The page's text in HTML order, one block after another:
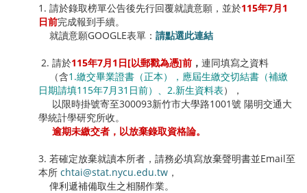
1. 請於錄取榜單公告後先行回覆就讀意願，並於115年7月1
日前完成報到手續。
就讀意願GOOGLE表單： 請點選此連結
2. 請於115年7月1日[以郵戳為憑]前 ， 連同填寫之資料
（含1.繳交畢業證書（正本），應屆生繳交切結書（補繳
日期請填115年7月31日前）、2.新生資料表），
以限時掛號寄至300093新竹市大學路1001號 陽明交通大
學統計學研究所收。
逾期未繳交者，以放棄錄取資格論。
3. 若確定放棄就讀本所者，請務必填寫放棄聲明書並Email至
本所 chtai@stat.nycu.edu.tw ，
俾利遞補備取生之相關作業。